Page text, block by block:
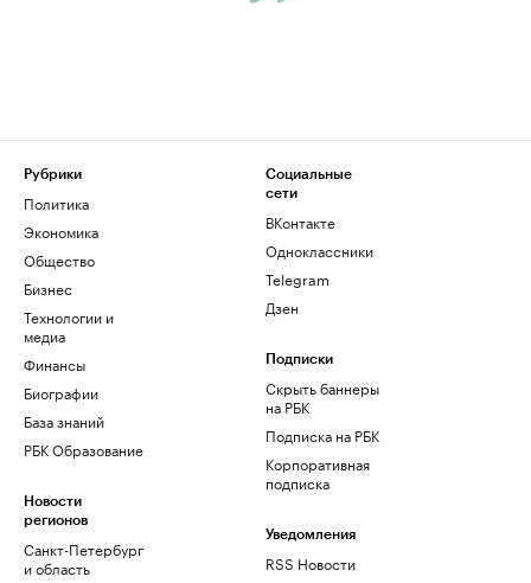
Рубрики
Политика
Экономика
Общество
Бизнес
Технологии и
медиа
Финансы
Биографии
База знаний
РБК Образование
Новости
регионов
Санкт-Петербург
и область
Социальные
сети
ВКонтакте
Одноклассники
Telegram
Дзен
Подписки
Скрыть баннеры
на РБК
Подписка на РБК
Корпоративная
подписка
Уведомления
RSS Новости